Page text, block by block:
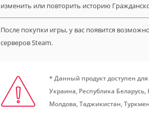
изменить или повторить историю
После покупки игры, у вас появится
серверов Steam.
* Данный продукт доступен
Украина, Республика
Молдова, Таджикистан,